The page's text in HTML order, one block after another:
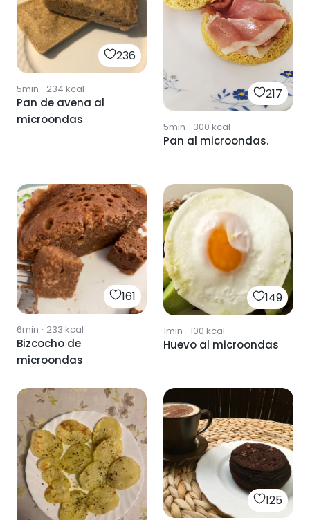
236
5min · 234 kcal
Pan de avena al
microondas
217
5min · 300 kcal
Pan al microondas.
161
6min · 233 kcal
Bizcocho de
microondas
149
1min · 100 kcal
Huevo al microondas
125